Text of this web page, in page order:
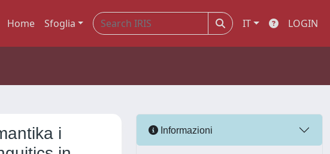
Home Sfoglia IT LOGIN
i
Informazioni